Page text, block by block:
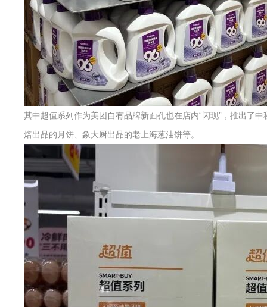
其中超值系列作为美团自有品牌新面孔也在店内“闪现”，推出了
焙出品的月饼、象大厨出品的老上海葱油饼等。